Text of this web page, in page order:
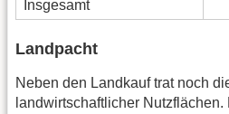
Insgesamt
Landpacht
Neben den Landkauf trat noch
landwirtschaftlicher